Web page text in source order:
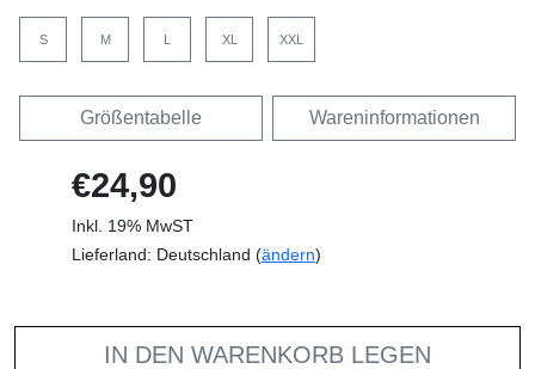
S M L XL XXL
Größentabelle Wareninformationen
€24,90
Inkl. 19% MwST
Lieferland: Deutschland (ändern)
IN DEN WARENKORB LEGEN